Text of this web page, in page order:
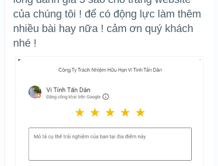
của chúng tôi ! để có động lực làm thêm
nhiều bài hay nữa ! cảm ơn quý khách
nhé !